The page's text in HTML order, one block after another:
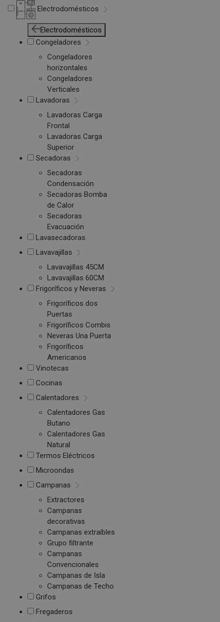
Electrodomésticos
Electrodomésticos
Congeladores
Congeladores
horizontales
Congeladores
Verticales
Lavadoras
Lavadoras Carga
Frontal
Lavadoras Carga
Superior
Secadoras
Secadoras
Condensación
Secadoras Bomba
de Calor
Secadoras
Evacuación
Lavasecadoras
Lavavajillas
Lavavajillas 45CM
Lavavajillas 60CM
Frigoríficos y Neveras
Frigoríficos dos
Puertas
Frigoríficos Combis
Neveras Una Puerta
Frigoríficos
Americanos
Vinotecas
Cocinas
Calentadores
Calentadores Gas
Butano
Calentadores Gas
Natural
Termos Eléctricos
Microondas
Campanas
Extractores
Campanas
decorativas
Campanas extraíbles
Grupo filtrante
Campanas
Convencionales
Campanas de Isla
Campanas de Techo
Grifos
Fregaderos